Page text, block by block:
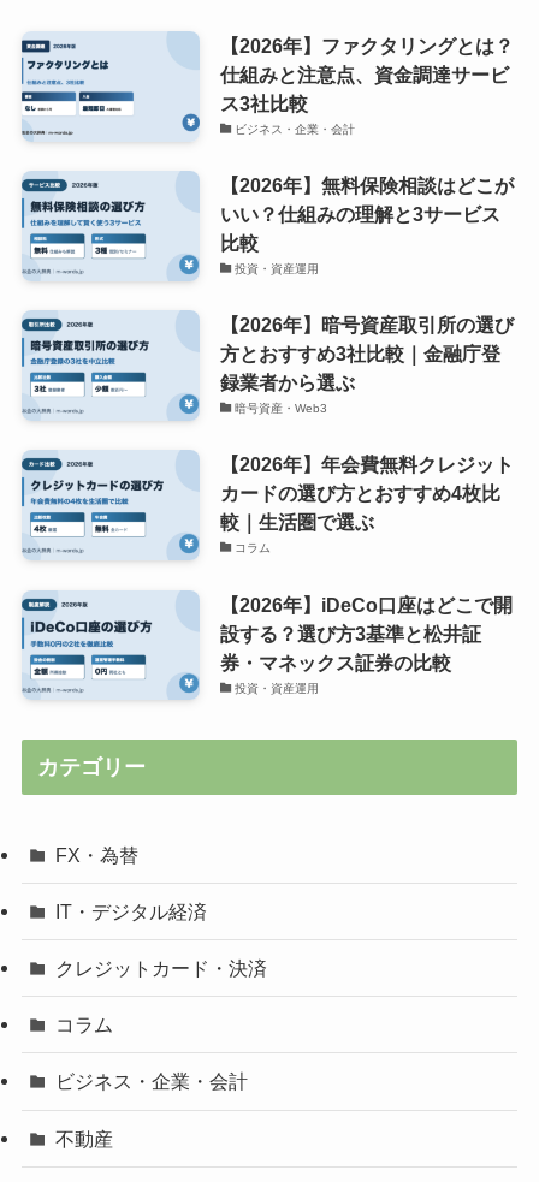
【2026年】ファクタリングとは？
仕組みと注意点、資金調達サービ
ス3社比較
ビジネス・企業・会計
【2026年】無料保険相談はどこが
いい？仕組みの理解と3サービス
比較
投資・資産運用
【2026年】暗号資産取引所の選び
方とおすすめ3社比較｜金融庁登
録業者から選ぶ
暗号資産・Web3
【2026年】年会費無料クレジット
カードの選び方とおすすめ4枚比
較｜生活圏で選ぶ
コラム
【2026年】iDeCo口座はどこで開
設する？選び方3基準と松井証
券・マネックス証券の比較
投資・資産運用
カテゴリー
FX・為替
IT・デジタル経済
クレジットカード・決済
コラム
ビジネス・企業・会計
不動産